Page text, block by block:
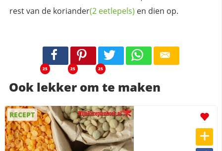
rest van de koriander(2 eetlepels) en dien op.
25 25 25
Ook lekker om te maken
RECEPT